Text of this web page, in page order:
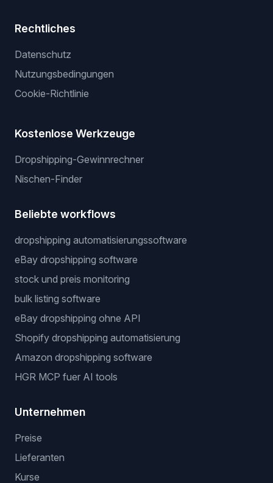
Rechtliches
Datenschutz
Nutzungsbedingungen
Cookie-Richtlinie
Kostenlose Werkzeuge
Dropshipping-Gewinnrechner
Nischen-Finder
Beliebte workflows
dropshipping automatisierungssoftware
eBay dropshipping software
stock und preis monitoring
bulk listing software
eBay dropshipping ohne API
Shopify dropshipping automatisierung
Amazon dropshipping software
HGR MCP fuer AI tools
Unternehmen
Preise
Lieferanten
Kurse